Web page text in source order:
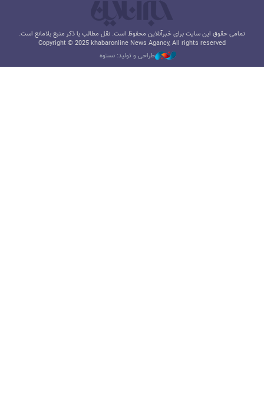
تمامی حقوق این سایت برای خبرآنلاین محفوظ است. نقل مطالب با ذکر منبع بلامانع است.
Copyright © 2025 khabaronline News Agancy, All rights reserved
طراحی و تولید: نستوه